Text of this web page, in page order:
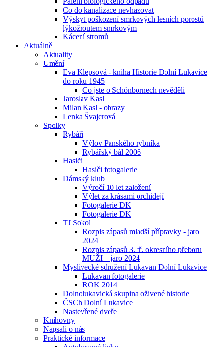
Co do kanalizace nevhazovat
Výskyt poškození smrkových lesních porostů
lýkožroutem smrkovým
Kácení stromů
Aktuálně
Aktuality
Umění
Eva Klepsová - kniha Historie Dolní Lukavice
do roku 1945
Co jste o Schönbornech nevěděli
Jaroslav Kasl
Milan Kasl - obrazy
Lenka Švajcrová
Spolky
Rybáři
Výlov Panského rybníka
Rybářský bál 2006
Hasiči
Hasiči fotogalerie
Dámský klub
Výročí 10 let založení
Výlet za krásami orchidejí
Fotogalerie DK
Fotogalerie DK
TJ Sokol
Rozpis zápasů mladší přípravky - jaro
2024
Rozpis zápasů 3. tř. okresního přeboru
MUŽI – jaro 2024
Myslivecké sdružení Lukavan Dolní Lukavice
Lukavan fotogalerie
ROK 2014
Dolnolukavická skupina oživené historie
ČSCh Dolní Lukavice
Nastevřené dveře
Knihovny
Napsali o nás
Praktické informace